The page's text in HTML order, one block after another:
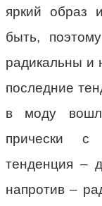
яркий образ
быть,
радикальны и
последние
в моду
прически
тенденция –
напротив –